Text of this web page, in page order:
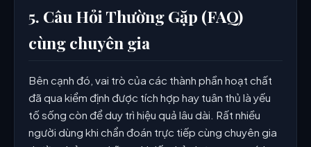
5. Câu Hỏi Thường Gặp (FAQ)
cùng chuyên gia
Bên cạnh đó, vai trò của các thành phần hoạt chất
đã qua kiểm định được tích hợp hay tuân thủ là yếu
tố sống còn để duy trì hiệu quả lâu dài. Rất nhiều
người dùng khi chẩn đoán trực tiếp cùng chuyên gia